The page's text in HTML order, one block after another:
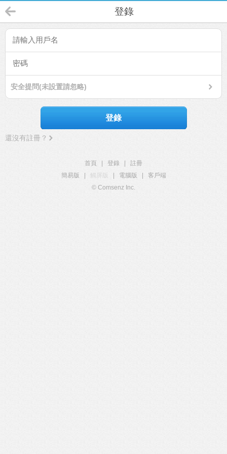
登錄
安全提問(未設置請忽略)
登錄
還沒有註冊？
首頁 登錄
註冊
簡易版
觸屏版 電腦版
客戶端
© Comsenz Inc.